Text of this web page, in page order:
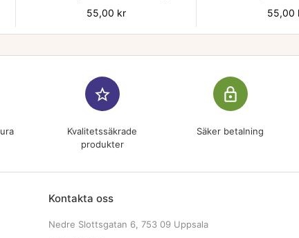
Pris
55,00 kr Pris
55,00
star_border
Kvalitetssäkrade
produkter
lock_outline
Säker betalning
Kontakta oss
Nedre Slottsgatan 6, 753 09 Uppsala